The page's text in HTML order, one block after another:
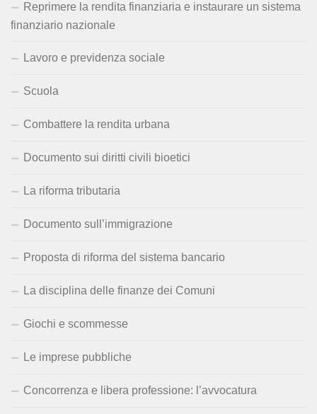
Reprimere la rendita finanziaria e instaurare un sistema
finanziario nazionale
Lavoro e previdenza sociale
Scuola
Combattere la rendita urbana
Documento sui diritti civili bioetici
La riforma tributaria
Documento sull’immigrazione
Proposta di riforma del sistema bancario
La disciplina delle finanze dei Comuni
Giochi e scommesse
Le imprese pubbliche
Concorrenza e libera professione: l’avvocatura